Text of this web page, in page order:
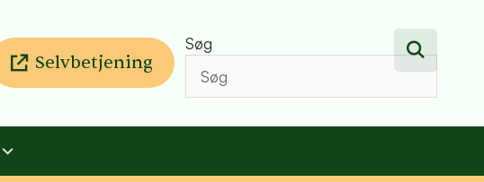
Selvbetjening
Søg